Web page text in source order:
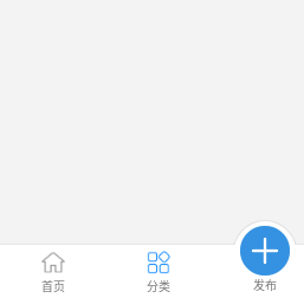
首页 分类 发布